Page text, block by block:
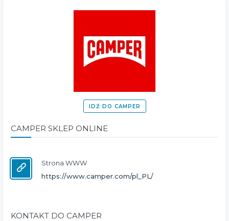
IDŹ DO CAMPER
CAMPER SKLEP ONLINE
Strona WWW
https://www.camper.com/pl_PL/
KONTAKT DO CAMPER